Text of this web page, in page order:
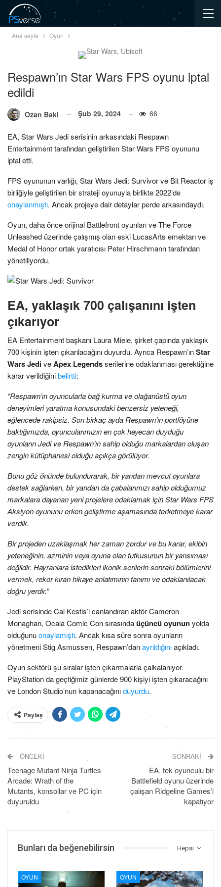
Ana sayfa Oyun
Respawn’ın Star Wars FPS oyunu iptal
edildi
Ozan Baki Şub 29, 2024 66
EA, Star Wars Jedi serisinin arkasındaki Respawn
Entertainment tarafından geliştirilen Star Wars FPS oyununu
iptal etti.
FPS oyununun varlığı, Star Wars Jedi: Survivor ve Bit Reactor iş
birliğiyle geliştirilen bir strateji oyunuyla birlikte 2022’de
onaylanmıştı. Ancak projeye dair detaylar perde arkasındaydı.
Oyun, daha önce orijinal Battlefront oyunları ve The Force
Unleashed üzerinde çalışmış olan eski LucasArts emektarı ve
Medal of Honor ortak yaratıcısı Peter Hirschmann tarafından
yönetiliyordu.
EA, yaklaşık 700 çalışanını işten
çıkarıyor
EA Entertainment başkanı Laura Miele, şirket çapında yaklaşık
700 kişinin işten çıkarılacağını duyurdu. Ayrıca Respawn’ınStar
Wars JediveApex Legendsserilerine odaklanması gerektiğine
karar verildiğinibelirtti:
“Respawn’ın oyuncularla bağ kurma ve olağanüstü oyun
deneyimleri yaratma konusundaki benzersiz yeteneği,
eğlencede rakipsiz. Son birkaç ayda Respawn’ın portföyüne
baktığımızda, oyuncularımızın en çok heyecan duyduğu
oyunların Jedi ve Respawn’ın sahip olduğu markalardan oluşan
zengin kütüphanesi olduğu açıkça görülüyor.
Bunu göz önünde bulundurarak, bir yandan mevcut oyunlara
destek sağlarken, bir yandan da çabalarımızı sahip olduğumuz
markalara dayanan yeni projelere odaklamak için Star Wars FPS
Aksiyon oyununu erken geliştirme aşamasında terketmeye karar
verdik.
Bir projeden uzaklaşmak her zaman zordur ve bu karar, ekibin
yeteneğinin, azminin veya oyuna olan tutkusunun bir yansıması
değildir. Hayranlara istedikleri ikonik serilerin sonraki bölümlerini
vermek, rekor kıran hikaye anlatımının tanımı ve odaklanılacak
doğru yerdir.”
Jedi serisinde Cal Kestis’i canlandıran aktör Cameron
Monaghan, Ocala Comic Con sırasındaüçüncü oyununyolda
olduğunuonaylamıştı. Ancak kısa süre sonra oyunların
yönetmeni Stig Asmussen, Respawn’danayrıldığınıaçıkladı.
Oyun sektörü şu sıralar işten çıkarmalarla çalkalanıyor.
PlayStation da geçtiğimiz günlerde 900 kişiyi işten çıkaracağını
ve London Studio’nun kapanacağınıduyurdu.
Paylaş
ÖNCEKI
Teenage Mutant Ninja Turtles
Arcade: Wrath of the
Mutants, konsollar ve PC için
duyuruldu
SONRAKI
EA, tek oyunculu bir
Battlefield oyunu üzerinde
çalışan Ridgeline Games’i
kapatıyor
Hepsi
Bunları da beğenebilirsin
OYUN OYUN